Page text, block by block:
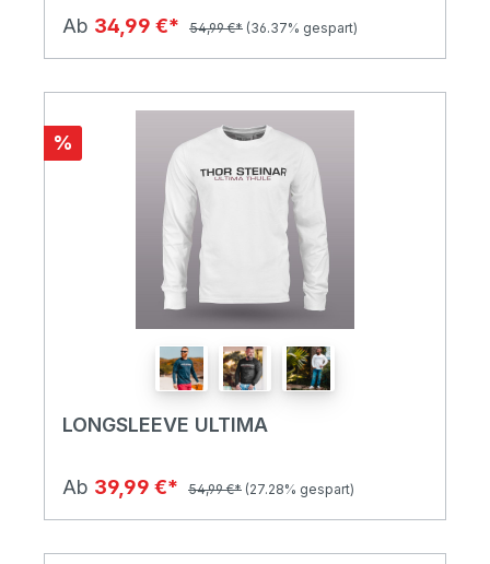
Ab 34,99 €* 54,99 €* (36.37% gespart)
%
LONGSLEEVE ULTIMA
Ab 39,99 €* 54,99 €* (27.28% gespart)